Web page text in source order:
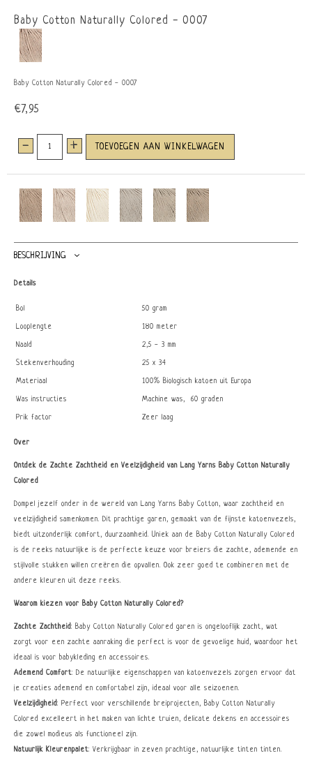
Baby Cotton Naturally Colored - 0007
Baby Cotton Naturally Colored - 0007
€7,95
- + TOEVOEGEN AAN WINKELWAGEN
BESCHRIJVING
Details
Bol 50 gram
Looplengte 180 meter
Naald 2,5 - 3 mm
Stekenverhouding 25 x 34
Materiaal 100% Biologisch katoen uit Europa
Was instructies Machine was, 60 graden
Prik factor Zeer laag
Over
Ontdek de Zachte Zachtheid en Veelzijdigheid van Lang Yarns Baby Cotton Naturally
Colored
Dompel jezelf onder in de wereld van Lang Yarns Baby Cotton, waar zachtheid en
veelzijdigheid samenkomen. Dit prachtige garen, gemaakt van de fijnste katoenvezels,
biedt uitzonderlijk comfort, duurzaamheid. Uniek aan de Baby Cotton Naturally Colored
is de reeks natuurlijke is de perfecte keuze voor breiers die zachte, ademende en
stijlvolle stukken willen creëren die opvallen. Ook zeer goed te combineren met de
andere kleuren uit deze reeks.
Waarom kiezen voor Baby Cotton Naturally Colored?
Zachte Zachtheid: Baby Cotton Naturally Colored garen is ongelooflijk zacht, wat
zorgt voor een zachte aanraking die perfect is voor de gevoelige huid, waardoor het
ideaal is voor babykleding en accessoires.
Ademend Comfort: De natuurlijke eigenschappen van katoenvezels zorgen ervoor dat
je creaties ademend en comfortabel zijn, ideaal voor alle seizoenen.
Veelzijdigheid: Perfect voor verschillende breiprojecten, Baby Cotton Naturally
Colored excelleert in het maken van lichte truien, delicate dekens en accessoires
die zowel modieus als functioneel zijn.
Natuurlijk Kleurenpalet: Verkrijgbaar in zeven prachtige, natuurlijke tinten tinten.